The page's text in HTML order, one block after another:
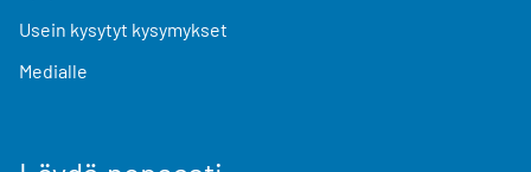
Usein kysytyt kysymykset
Medialle